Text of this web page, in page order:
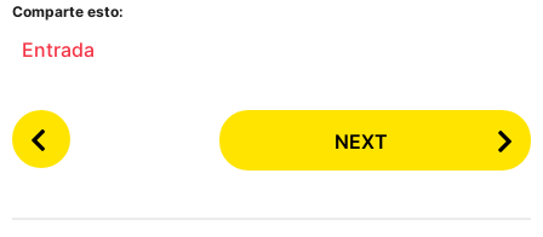
Comparte esto:
Entrada
P
o
NEXT